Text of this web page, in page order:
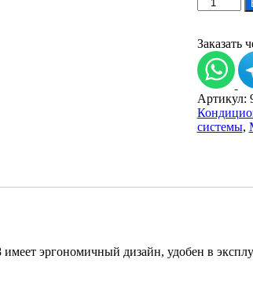
товара
сплит
система
Zanussi
ZACS/I-
09x3
ZACO/I-
21
Заказать
Артикул:
системы,
эргономичный дизайн, удобен в